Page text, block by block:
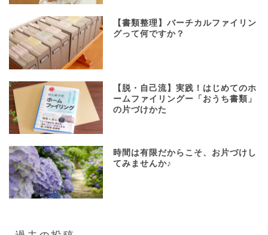
【書類整理】バーチカルファイリン
グって何ですか？
【脱・自己流】実践！はじめてのホ
ームファイリングー「おうち書類」
の片づけかた
時間は有限だからこそ、お片づけし
てみませんか♪